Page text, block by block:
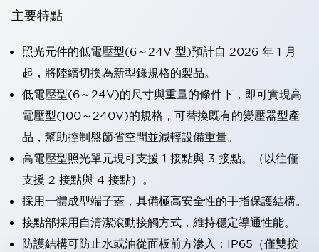
主要特點
照光元件的低電壓型(6～24V 型)預計自 2026 年 1 月
起，將陸續切換為新型錄規格的製品。
低電壓型(6～24V)的尺寸與重量的條件下，即可實現高
電壓型(100～240V)的規格，可替換既有的變壓器型產
品，幫助控制盤節省空間並減輕設備重量。
高電壓型照光單元現可支援 1 接點與 3 接點。（以往僅
支援 2 接點與 4 接點）。
採用一體成型端子蓋，具備極高安全性的手指保護結構。
接點部採用自清潔滾動接觸方式，維持穩定導通性能。
防護結構可防止水或油從面板前方滲入：IP65（僅雙按